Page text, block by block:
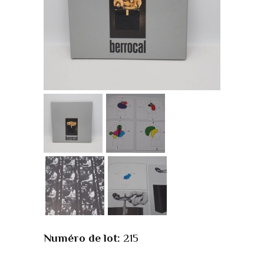
Numéro de lot: 215